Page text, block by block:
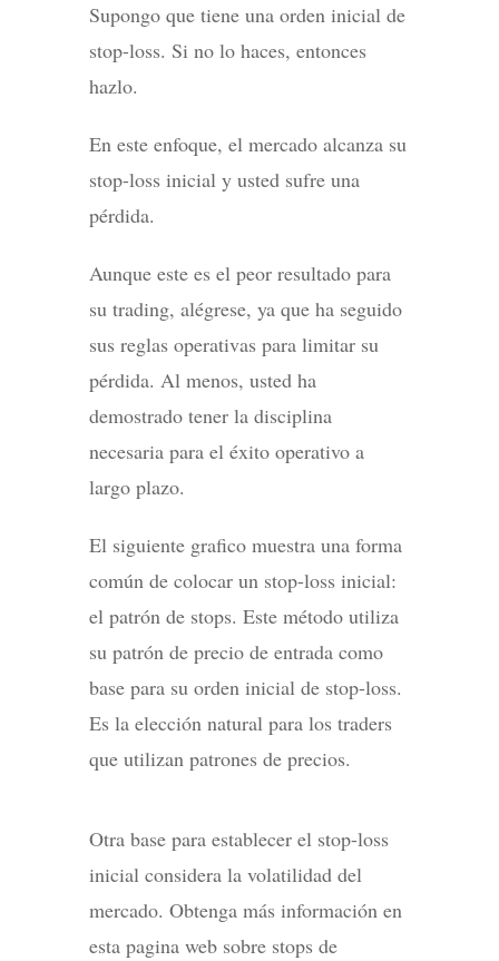
Supongo que tiene una orden inicial de
stop-loss. Si no lo haces, entonces
hazlo.
En este enfoque, el mercado alcanza su
stop-loss inicial y usted sufre una
pérdida.
Aunque este es el peor resultado para
su trading, alégrese, ya que ha seguido
sus reglas operativas para limitar su
pérdida. Al menos, usted ha
demostrado tener la disciplina
necesaria para el éxito operativo a
largo plazo.
El siguiente grafico muestra una forma
común de colocar un stop-loss inicial:
el patrón de stops. Este método utiliza
su patrón de precio de entrada como
base para su orden inicial de stop-loss.
Es la elección natural para los traders
que utilizan patrones de precios.
Otra base para establecer el stop-loss
inicial considera la volatilidad del
mercado. Obtenga más información en
esta pagina web sobre stops de